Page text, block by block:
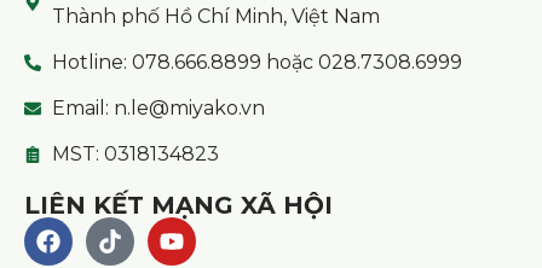
Thành phố Hồ Chí Minh, Việt Nam
Hotline: 078.666.8899 hoặc 028.7308.6999
Email: n.le@miyako.vn
MST: 0318134823
LIÊN KẾT MẠNG XÃ HỘI